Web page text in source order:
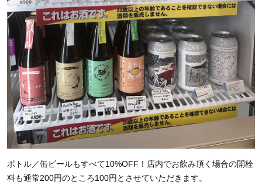
ボトル／缶ビールもすべて10%OFF！店内でお飲み頂く場合の開栓
料も通常200円のところ100円とさせていただきます。